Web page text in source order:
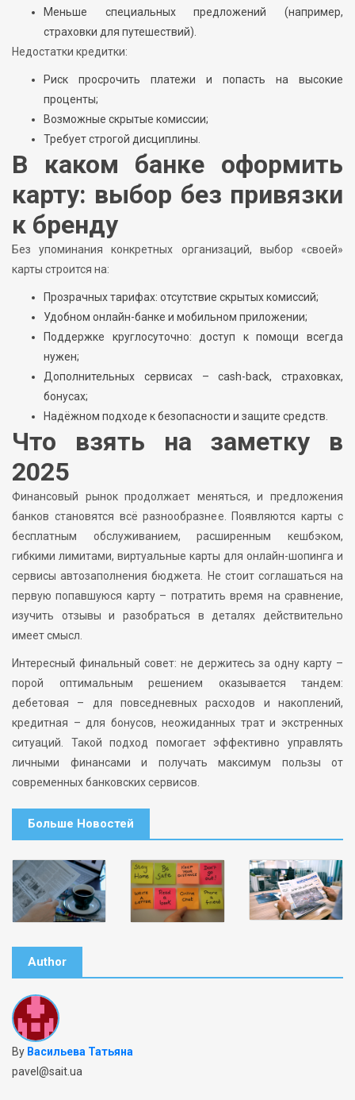
Меньше специальных предложений (например,
страховки для путешествий).
Недостатки кредитки:
Риск просрочить платежи и попасть на высокие
проценты;
Возможные скрытые комиссии;
Требует строгой дисциплины.
В каком банке оформить
карту: выбор без привязки
к бренду
Без упоминания конкретных организаций, выбор «своей»
карты строится на:
Прозрачных тарифах: отсутствие скрытых комиссий;
Удобном онлайн-банке и мобильном приложении;
Поддержке круглосуточно: доступ к помощи всегда
нужен;
Дополнительных сервисах – cash-back, страховках,
бонусах;
Надёжном подходе к безопасности и защите средств.
Что взять на заметку в
2025
Финансовый рынок продолжает меняться, и предложения
банков становятся всё разнообразнее. Появляются карты с
бесплатным обслуживанием, расширенным кешбэком,
гибкими лимитами, виртуальные карты для онлайн-шопинга и
сервисы автозаполнения бюджета. Не стоит соглашаться на
первую попавшуюся карту – потратить время на сравнение,
изучить отзывы и разобраться в деталях действительно
имеет смысл.
Интересный финальный совет: не держитесь за одну карту –
порой оптимальным решением оказывается тандем:
дебетовая – для повседневных расходов и накоплений,
кредитная – для бонусов, неожиданных трат и экстренных
ситуаций. Такой подход помогает эффективно управлять
личными финансами и получать максимум пользы от
современных банковских сервисов.
Больше Новостей
Author
By Васильева Татьяна
pavel@sait.ua